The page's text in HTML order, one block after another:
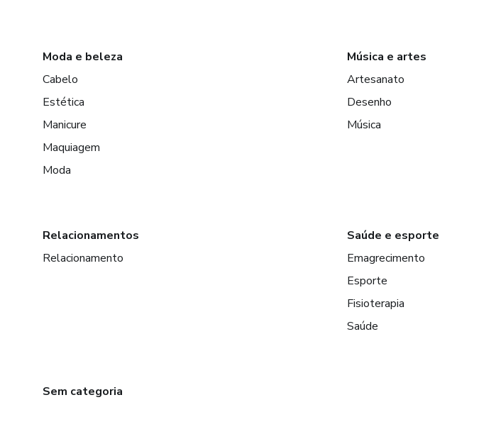
Moda e beleza
Cabelo
Estética
Manicure
Maquiagem
Moda
Música e artes
Artesanato
Desenho
Música
Relacionamentos
Relacionamento
Saúde e esporte
Emagrecimento
Esporte
Fisioterapia
Saúde
Sem categoria